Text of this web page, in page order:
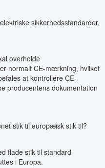
sikkerhedsstandarder,
overholde
normalt CE-mærkning, hvilket
at kontrollere CE-
producentens dokumentation
stik til europæisk stik til?
flade stik til standard
i Europa.